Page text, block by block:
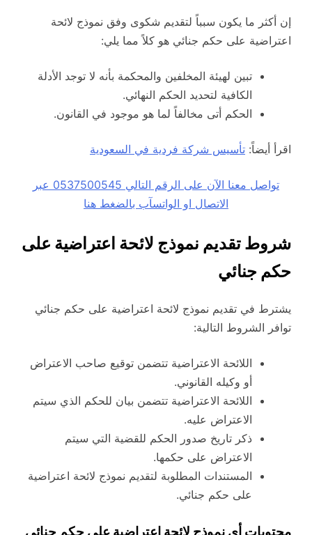
إن أكثر ما يكون سبباً لتقديم شكوى وفق نموذج لائحة
اعتراضية على حكم جنائي هو كلاً مما يلي:
تبين لهيئة المخلفين والمحكمة بأنه لا توجد الأدلة
الكافية لتحديد الحكم النهائي.
الحكم أتى مخالفاً لما هو موجود في القانون.
اقرأ أيضاً: تأسيس شركة فردية في السعودية
تواصل معنا الآن على الرقم التالي 0537500545 عبر
الاتصال او الواتسآب بالضغط هنا
شروط تقديم نموذج لائحة اعتراضية على
حكم جنائي
يشترط في تقديم نموذج لائحة اعتراضية على حكم جنائي
توافر الشروط التالية:
اللائحة الاعتراضية تتضمن توقيع صاحب الاعتراض
أو وكيله القانوني.
اللائحة الاعتراضية تتضمن بيان للحكم الذي سيتم
الاعتراض عليه.
ذكر تاريخ صدور الحكم للقضية التي سيتم
الاعتراض على حكمها.
المستندات المطلوبة لتقديم نموذج لائحة اعتراضية
على حكم جنائي.
محتويات أي نموذج لائحة اعتراضية على حكم جنائي